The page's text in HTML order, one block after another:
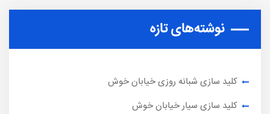
نوشته‌های تازه
کلید سازی شبانه روزی خیابان خوش
کلید سازی سیار خیابان خوش